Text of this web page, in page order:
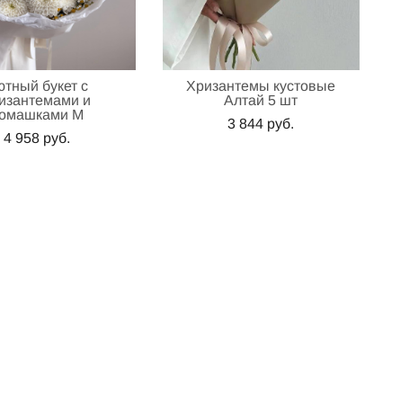
букет с
и
M
4 958 pуб.
Хризантемы кустовые
Алтай 5 шт
3 844 pуб.